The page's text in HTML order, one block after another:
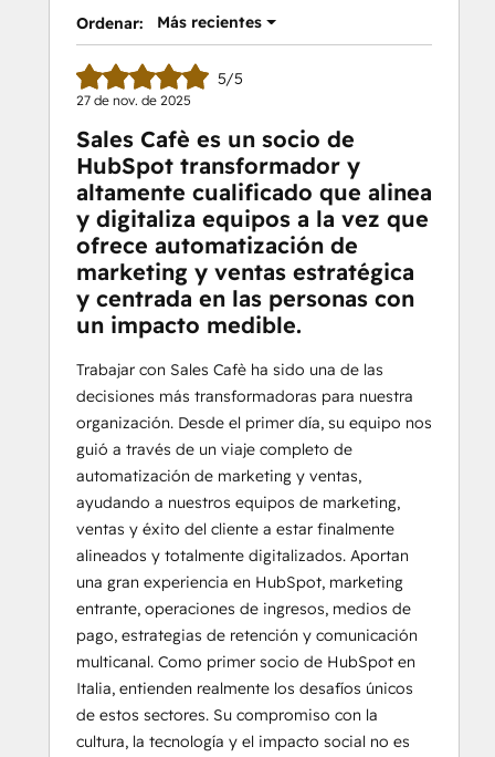
Ordenar: Más recientes
5/5
27 de nov. de 2025
Sales Cafè es un socio de
HubSpot transformador y
altamente cualificado que alinea
y digitaliza equipos a la vez que
ofrece automatización de
marketing y ventas estratégica
y centrada en las personas con
un impacto medible.
Trabajar con Sales Cafè ha sido una de las
decisiones más transformadoras para nuestra
organización. Desde el primer día, su equipo nos
guió a través de un viaje completo de
automatización de marketing y ventas,
ayudando a nuestros equipos de marketing,
ventas y éxito del cliente a estar finalmente
alineados y totalmente digitalizados. Aportan
una gran experiencia en HubSpot, marketing
entrante, operaciones de ingresos, medios de
pago, estrategias de retención y comunicación
multicanal. Como primer socio de HubSpot en
Italia, entienden realmente los desafíos únicos
de estos sectores. Su compromiso con la
cultura, la tecnología y el impacto social no es